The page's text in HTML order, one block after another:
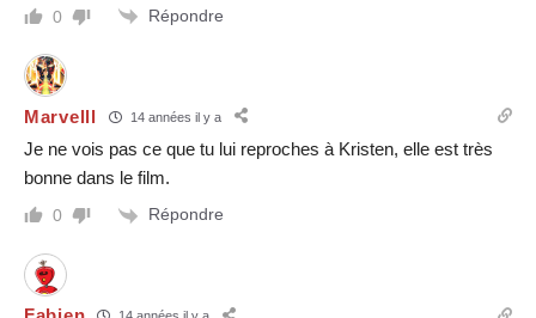
0 Répondre
Marvelll 14 années il y a
Je ne vois pas ce que tu lui reproches à Kristen, elle est très
bonne dans le film.
0 Répondre